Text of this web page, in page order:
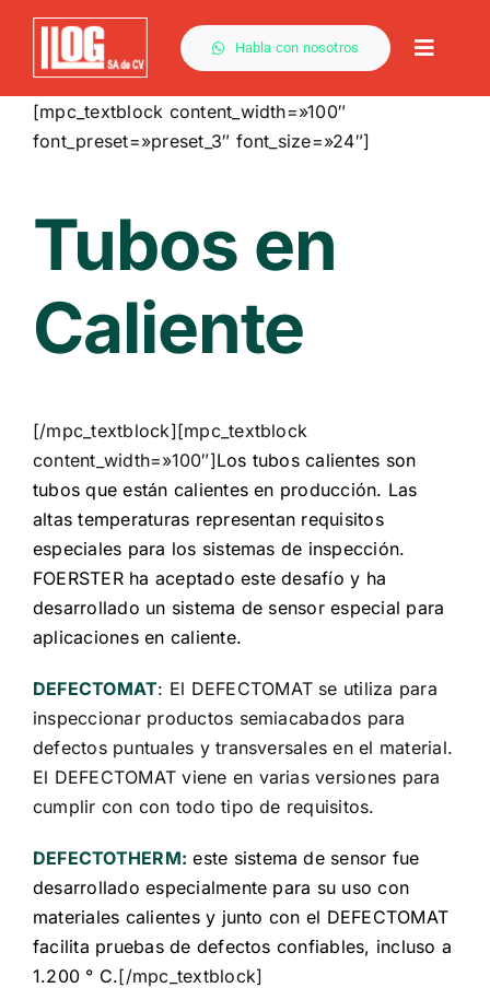
Saltar
contenido
Habla con nosotros
Toggle
[mpc_textblock content_width=»100″
font_preset=»preset_3″ font_size=»24″]
Tubos en
Caliente
[/mpc_textblock][mpc_textblock
content_width=»100″]Los tubos calientes son
tubos que están calientes en producción. Las
altas temperaturas representan requisitos
especiales para los sistemas de inspección.
FOERSTER ha aceptado este desafío y ha
desarrollado un sistema de sensor especial para
aplicaciones en caliente.
DEFECTOMAT: El DEFECTOMAT se utiliza para
inspeccionar productos semiacabados para
defectos puntuales y transversales en el material.
El DEFECTOMAT viene en varias versiones para
cumplir con con todo tipo de requisitos.
DEFECTOTHERM: este sistema de sensor fue
desarrollado especialmente para su uso con
materiales calientes y junto con el DEFECTOMAT
facilita pruebas de defectos confiables, incluso a
1.200 ° C.[/mpc_textblock]